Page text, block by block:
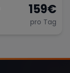
159€
pro Tag